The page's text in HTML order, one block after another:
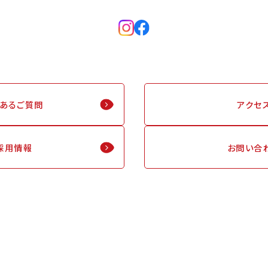
るご質問 アクセ
用情報 お問い合